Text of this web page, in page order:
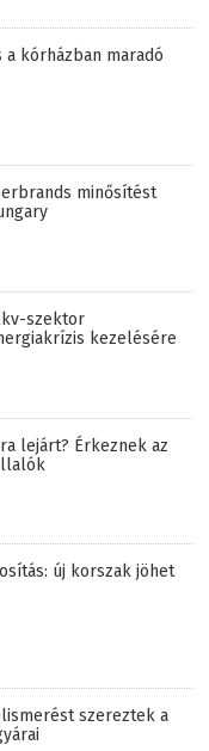
a kórházban maradó
minősítést
szektor
kezelésére
lejárt? Érkeznek az
új korszak jöhet
szereztek a